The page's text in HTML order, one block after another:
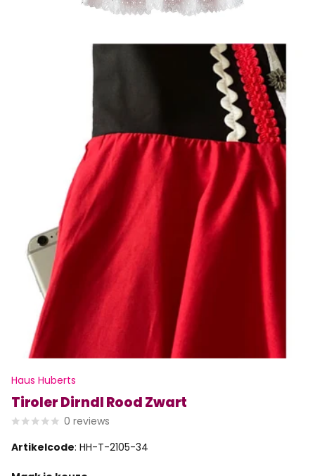
Haus Huberts
Tiroler Dirndl Rood Zwart
0 reviews
Artikelcode: HH-T-2105-34